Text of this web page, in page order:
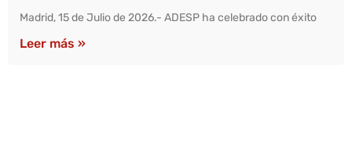
Madrid, 15 de Julio de 2026.- ADESP ha celebrado con éxito
Leer más »